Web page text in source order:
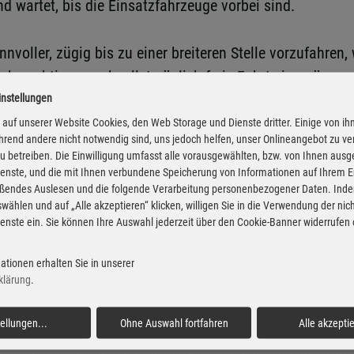
wartet, bis die Einsatzfahrzeuge vorbei sind.
zügig bis zu einer breiteren Stelle
schnellstmöglich freie Fahrt
muss er sich dabei vergewissern, dass er den
bei Stop-und-go-Verkehr eine Rettungsgasse zu
Einsatzfahrzeuge nähern. Denn wenn im
Rettungsdiensten die Sonderrechte sogar für den
haben sie auch bei einer Sonderfahrt die
, Rettungs- oder anderen Wagens im Einsatz mit
unserer Website Cookies, den Web Storage und Dienste dritter. Einige von
andere nicht notwendig sind, uns jedoch helfen, unser Onlineangebot zu
betreiben. Die Einwilligung umfasst alle vorausgewählten, bzw. von Ihnen
und die mit Ihnen verbundene Speicherung von Informationen auf Ihrem
Auslesen und die folgende Verarbeitung personenbezogener Daten.
und auf „Alle akzeptieren“ klicken, willigen Sie in die Verwendung der
ein. Sie können Ihre Auswahl jederzeit über den Cookie-Banner widerrufen
erhalten Sie in unserer
.
... Ohne Auswahl fortfahren Alle